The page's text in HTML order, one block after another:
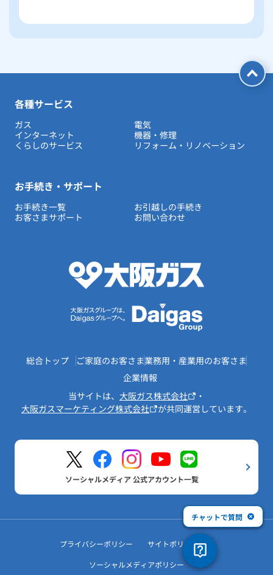
各種サービス
ガス
電気
インターネット
機器・修理
くらしのサービス
リフォーム・リノベーション
お手続き・サポート
お手続き一覧
お引越しの手続き
お客さまサポート
お問い合わせ
総合トップ ご家庭のお客さま業務用・産業用のお客さま
企業情報
当サイトは、 大阪ガス株式会社
・
大阪ガスマーケティング株式会社
が共同運営しています。
ソーシャルメディア 公式アカウント一覧
プライバシーポリシー
サイトポリシー
ソーシャルメディアポリシー
チャットで質問